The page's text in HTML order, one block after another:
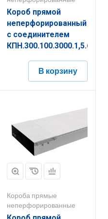
Короб прямой
неперфорированный
с соединителем
КПН.300.100.3000.1,5.6
В корзину
Короба прямые
неперфорированные